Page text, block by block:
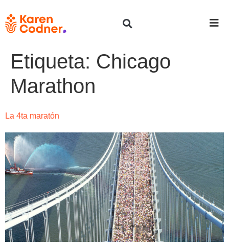
Etiqueta: Chicago
Marathon
La 4ta maratón